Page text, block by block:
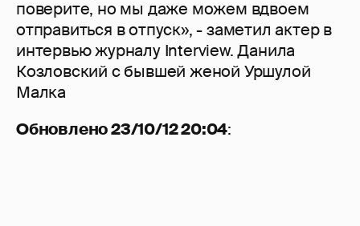
поверите, но мы даже можем вдвоем
отправиться в отпуск», - заметил актер в
интервью журналу Interview. Данила
Козловский с бывшей женой Уршулой
Малка
Обновлено 23/10/12 20:04: